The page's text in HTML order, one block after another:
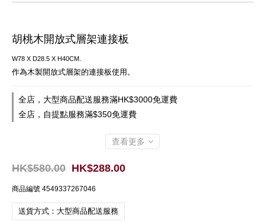
胡桃木開放式層架連接板
W78 X D28.5 X H40CM.
作為木製開放式層架的連接板使用。
全店，大型商品配送服務滿HK$3000免運費
全店，自提點服務滿$350免運費
查看更多
HK$288.00
HK$580.00
商品編號 4549337267046
送貨方式：大型商品配送服務